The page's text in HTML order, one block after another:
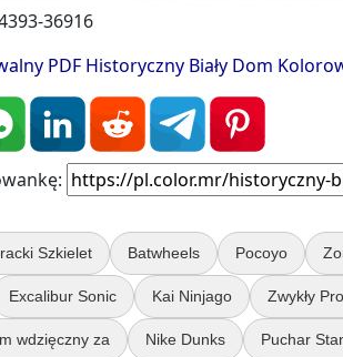
36916
PDF Historyczny Biały Dom
Szkielet Batwheels Pocoyo
Excalibur Sonic Kai Ninjago Zwykły
wdzięczny za Nike Dunks Puchar